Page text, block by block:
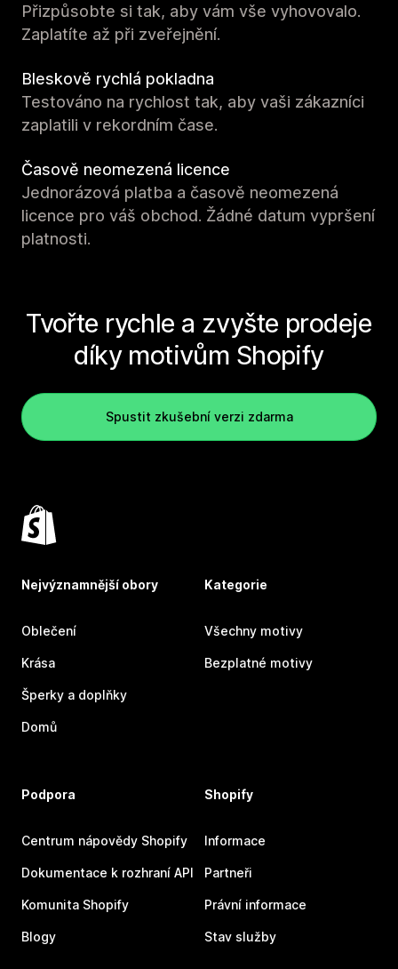
Přizpůsobte si tak, aby vám vše vyhovovalo.
Zaplatíte až při zveřejnění.
Bleskově rychlá pokladna
Testováno na rychlost tak, aby vaši zákazníci
zaplatili v rekordním čase.
Časově neomezená licence
Jednorázová platba a časově neomezená
licence pro váš obchod. Žádné datum vypršení
platnosti.
Tvořte rychle a zvyšte prodeje
díky motivům Shopify
Spustit zkušební verzi zdarma
Nejvýznamnější obory
Oblečení
Krása
Šperky a doplňky
Domů
Kategorie
Všechny motivy
Bezplatné motivy
Podpora
Centrum nápovědy Shopify
Dokumentace k rozhraní API
Komunita Shopify
Blogy
Shopify
Informace
Partneři
Právní informace
Stav služby